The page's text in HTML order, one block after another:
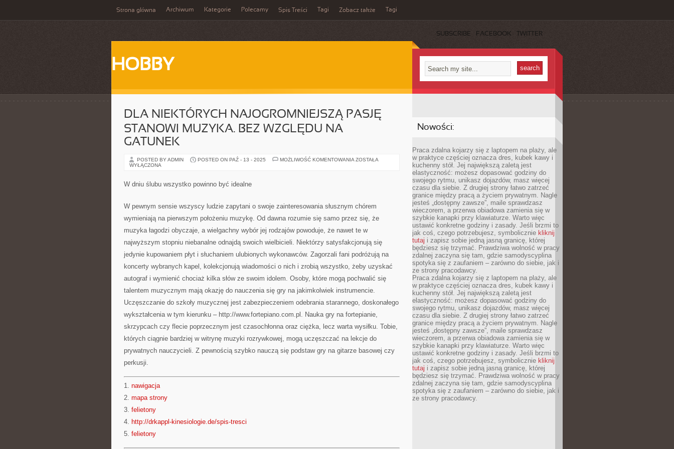
Strona główna Archiwum Kategorie Polecamy Spis Treści Tagi Zobacz także Tagi
SUBSCRIBE FACEBOOK TWITTER
HOBBY
DLA NIEKTÓRYCH NAJOGROMNIEJSZĄ PASJĘ
STANOWI MUZYKA. BEZ WZGLĘDU NA
GATUNEK
POSTED BY ADMIN POSTED ON PAŹ - 13 - 2025 MOŻLIWOŚĆ KOMENTOWANIA DLA
NA
GATUNEK
ZOSTAŁA
WYŁĄCZONA
W dniu ślubu wszystko powinno być idealne
W pewnym sensie wszyscy ludzie zapytani o swoje zainteresowania słusznym chórem
wymieniają na pierwszym położeniu muzykę. Od dawna rozumie się samo przez się, że
muzyka łagodzi obyczaje, a wielgachny wybór jej rodzajów powoduje, że nawet te w
najwyższym stopniu niebanalne odnajdą swoich wielbicieli. Niektórzy satysfakcjonują się
jedynie kupowaniem płyt i słuchaniem ulubionych wykonawców. Zagorzali fani podróżują na
koncerty wybranych kapel, kolekcjonują wiadomości o nich i zrobią wszystko, żeby uzyskać
autograf i wymienić chociaż kilka słów ze swoim idolem. Osoby, które mogą pochwalić się
talentem muzycznym mają okazję do nauczenia się gry na jakimkolwiek instrumencie.
Uczęszczanie do szkoły muzycznej jest zabezpieczeniem odebrania starannego, doskonałego
wykształcenia w tym kierunku – http://www.fortepiano.com.pl. Nauka gry na fortepianie,
skrzypcach czy flecie poprzecznym jest czasochłonna oraz ciężka, lecz warta wysiłku. Tobie,
których ciągnie bardziej w witrynę muzyki rozrywkowej, mogą uczęszczać na lekcje do
prywatnych nauczycieli. Z pewnością szybko nauczą się podstaw gry na gitarze basowej czy
perkusji.
1. nawigacja
2. mapa strony
3. felietony
4. http://drkappl-kinesiologie.de/spis-tresci
5. felietony
Nowości:
Praca zdalna kojarzy się z laptopem na plaży, ale
w praktyce częściej oznacza dres, kubek kawy i
kuchenny stół. Jej największą zaletą jest
elastyczność: możesz dopasować godziny do
swojego rytmu, unikasz dojazdów, masz więcej
czasu dla siebie. Z drugiej strony łatwo zatrzeć
granice między pracą a życiem prywatnym. Nagle
jesteś „dostępny zawsze”, maile sprawdzasz
wieczorem, a przerwa obiadowa zamienia się w
szybkie kanapki przy klawiaturze. Warto więc
ustawić konkretne godziny i zasady. Jeśli brzmi to
jak coś, czego potrzebujesz, symbolicznie kliknij
tutaj i zapisz sobie jedną jasną granicę, której
będziesz się trzymać. Prawdziwa wolność w pracy
zdalnej zaczyna się tam, gdzie samodyscyplina
spotyka się z zaufaniem – zarówno do siebie, jak i
ze strony pracodawcy.
Praca zdalna kojarzy się z laptopem na plaży, ale
w praktyce częściej oznacza dres, kubek kawy i
kuchenny stół. Jej największą zaletą jest
elastyczność: możesz dopasować godziny do
swojego rytmu, unikasz dojazdów, masz więcej
czasu dla siebie. Z drugiej strony łatwo zatrzeć
granice między pracą a życiem prywatnym. Nagle
jesteś „dostępny zawsze”, maile sprawdzasz
wieczorem, a przerwa obiadowa zamienia się w
szybkie kanapki przy klawiaturze. Warto więc
ustawić konkretne godziny i zasady. Jeśli brzmi to
jak coś, czego potrzebujesz, symbolicznie kliknij
tutaj i zapisz sobie jedną jasną granicę, której
będziesz się trzymać. Prawdziwa wolność w pracy
zdalnej zaczyna się tam, gdzie samodyscyplina
spotyka się z zaufaniem – zarówno do siebie, jak i
ze strony pracodawcy.